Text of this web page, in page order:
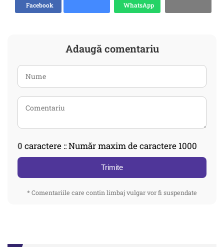
Facebook
WhatsApp
Adaugă comentariu
0 caractere :: Număr maxim de caractere 1000
Trimite
* Comentariile care contin limbaj vulgar vor fi suspendate